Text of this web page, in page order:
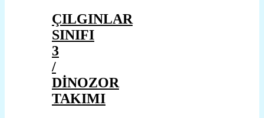
ÇILGINLAR
SINIFI
3
/
DİNOZOR
TAKIMI